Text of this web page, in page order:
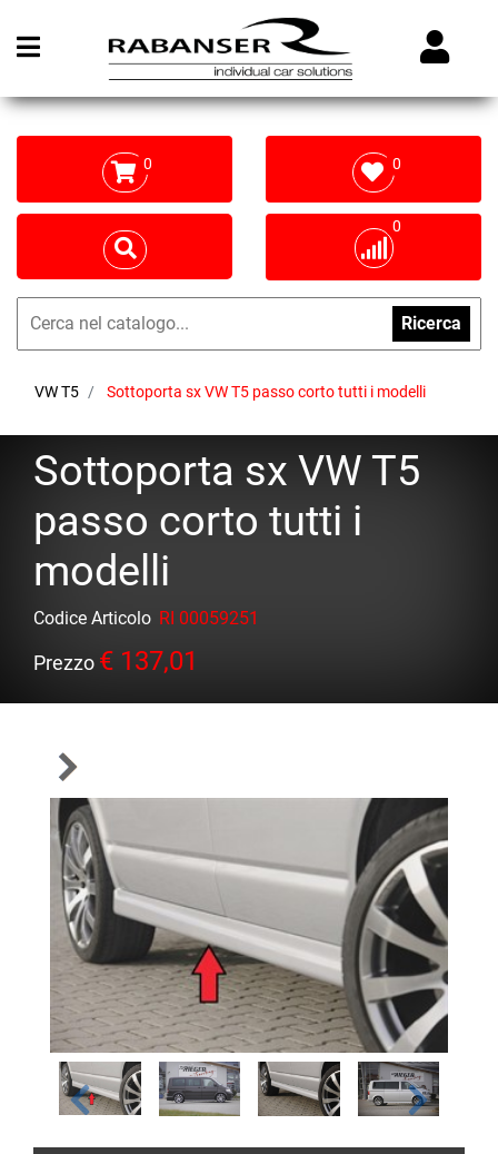
Open menu
0 0
0
Ricerca
VW T5 Sottoporta sx VW T5 passo corto tutti i modelli
Sottoporta sx VW T5
passo corto tutti i
modelli
Codice Articolo RI 00059251
Prezzo € 137,01